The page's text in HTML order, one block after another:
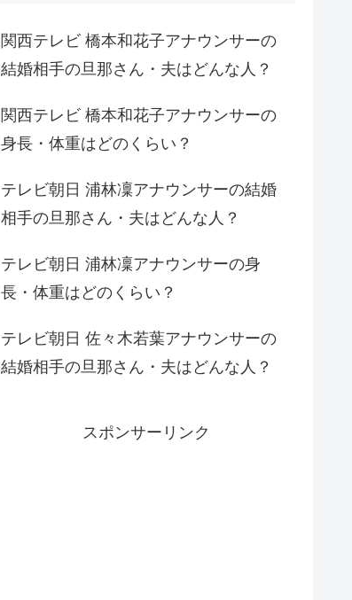
関西テレビ 橋本和花子アナウンサーの
結婚相手の旦那さん・夫はどんな人？
関西テレビ 橋本和花子アナウンサーの
身長・体重はどのくらい？
テレビ朝日 浦林凜アナウンサーの結婚
相手の旦那さん・夫はどんな人？
テレビ朝日 浦林凜アナウンサーの身
長・体重はどのくらい？
テレビ朝日 佐々木若葉アナウンサーの
結婚相手の旦那さん・夫はどんな人？
スポンサーリンク